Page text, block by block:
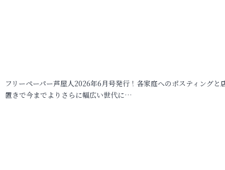
フリーペーパー芦屋人2026年6月号発行！各家庭へのポスティングと
置きで今までよりさらに幅広い世代に…